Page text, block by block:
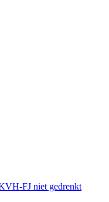
FJ niet gedrenkt